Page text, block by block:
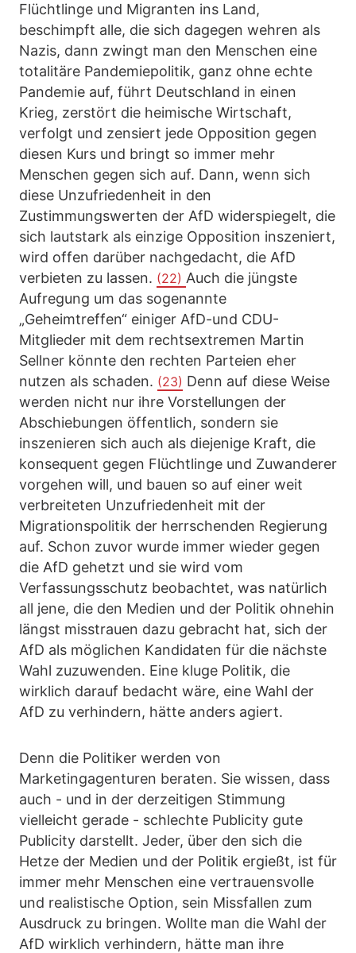
Flüchtlinge und Migranten ins Land,
beschimpft alle, die sich dagegen wehren als
Nazis, dann zwingt man den Menschen eine
totalitäre Pandemiepolitik, ganz ohne echte
Pandemie auf, führt Deutschland in einen
Krieg, zerstört die heimische Wirtschaft,
verfolgt und zensiert jede Opposition gegen
diesen Kurs und bringt so immer mehr
Menschen gegen sich auf. Dann, wenn sich
diese Unzufriedenheit in den
Zustimmungswerten der AfD widerspiegelt, die
sich lautstark als einzige Opposition inszeniert,
wird offen darüber nachgedacht, die AfD
verbieten zu lassen. (22) Auch die jüngste
Aufregung um das sogenannte
„Geheimtreffen“ einiger AfD-und CDU-
Mitglieder mit dem rechtsextremen Martin
Sellner könnte den rechten Parteien eher
nutzen als schaden. (23) Denn auf diese Weise
werden nicht nur ihre Vorstellungen der
Abschiebungen öffentlich, sondern sie
inszenieren sich auch als diejenige Kraft, die
konsequent gegen Flüchtlinge und Zuwanderer
vorgehen will, und bauen so auf einer weit
verbreiteten Unzufriedenheit mit der
Migrationspolitik der herrschenden Regierung
auf. Schon zuvor wurde immer wieder gegen
die AfD gehetzt und sie wird vom
Verfassungsschutz beobachtet, was natürlich
all jene, die den Medien und der Politik ohnehin
längst misstrauen dazu gebracht hat, sich der
AfD als möglichen Kandidaten für die nächste
Wahl zuzuwenden. Eine kluge Politik, die
wirklich darauf bedacht wäre, eine Wahl der
AfD zu verhindern, hätte anders agiert.
Denn die Politiker werden von
Marketingagenturen beraten. Sie wissen, dass
auch - und in der derzeitigen Stimmung
vielleicht gerade - schlechte Publicity gute
Publicity darstellt. Jeder, über den sich die
Hetze der Medien und der Politik ergießt, ist für
immer mehr Menschen eine vertrauensvolle
und realistische Option, sein Missfallen zum
Ausdruck zu bringen. Wollte man die Wahl der
AfD wirklich verhindern, hätte man ihre